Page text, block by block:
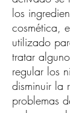
los
cosmética,
utilizado
tratar
regular los
disminuir la
problemas